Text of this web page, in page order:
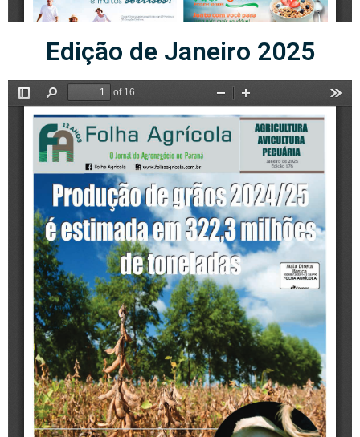
Edição de Janeiro 2025